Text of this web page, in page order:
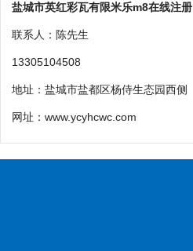
盐城市英红彩瓦有限米乐m8在线注册
联系人：陈先生
13305104508
地址：盐城市盐都区杨侍生态园西侧
网址： www.ycyhcwc.com